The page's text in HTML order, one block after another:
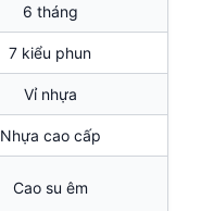
6 tháng
7 kiểu phun
Vỉ nhựa
Nhựa cao cấp
Cao su êm